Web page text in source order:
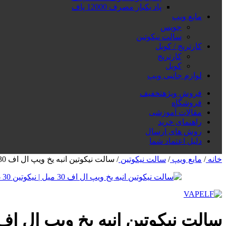
پاد یکبار مصرف 12000 پاف
مایع ویپ
جویس
سالت نیکوتین
کارتریج / کویل
کارتریج
کویل
لوازم جانبی ویپ
فروش ویژهتخفیف
فروشگاه
مقالات آموزشی
راهنمای خرید
روش های ارسال
دلیل اعتماد شما
خانه/ مایع ویپ/ سالت نیکوتین/ سالت نیکوتین انبه یخ ویپ ال اف 30 میل | نیکوتین 30
سالت نیکوتین انبه یخ ویپ ال اف 30 میل | نیکوتین